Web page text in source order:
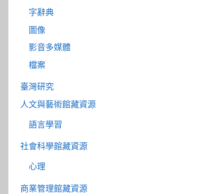
字辭典
圖像
影音多媒體
檔案
臺灣研究
人文與藝術館藏資源
語言學習
社會科學館藏資源
心理
商業管理館藏資源